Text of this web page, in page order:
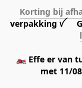
Korting bij
verpakking ꪜ
🏍️ Effe er van
met 11/